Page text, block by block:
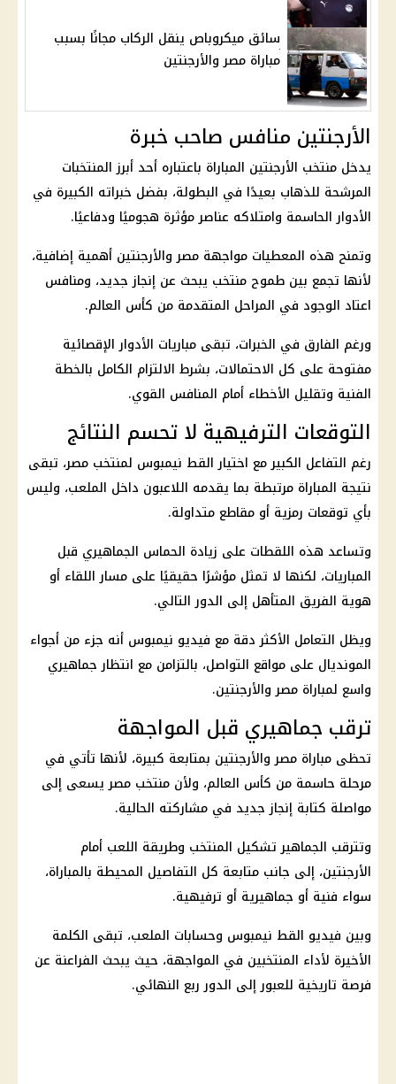
سائق ميكروباص ينقل الركاب مجانًا بسبب
مباراة مصر والأرجنتين
الأرجنتين منافس صاحب خبرة
يدخل منتخب الأرجنتين المباراة باعتباره أحد أبرز المنتخبات
المرشحة للذهاب بعيدًا في البطولة، بفضل خبراته الكبيرة في
الأدوار الحاسمة وامتلاكه عناصر مؤثرة هجوميًا ودفاعيًا.
وتمنح هذه المعطيات مواجهة مصر والأرجنتين أهمية إضافية،
لأنها تجمع بين طموح منتخب يبحث عن إنجاز جديد، ومنافس
اعتاد الوجود في المراحل المتقدمة من كأس العالم.
ورغم الفارق في الخبرات، تبقى مباريات الأدوار الإقصائية
مفتوحة على كل الاحتمالات، بشرط الالتزام الكامل بالخطة
الفنية وتقليل الأخطاء أمام المنافس القوي.
التوقعات الترفيهية لا تحسم النتائج
رغم التفاعل الكبير مع اختيار القط نيمبوس لمنتخب مصر، تبقى
نتيجة المباراة مرتبطة بما يقدمه اللاعبون داخل الملعب، وليس
بأي توقعات رمزية أو مقاطع متداولة.
وتساعد هذه اللقطات على زيادة الحماس الجماهيري قبل
المباريات، لكنها لا تمثل مؤشرًا حقيقيًا على مسار اللقاء أو
هوية الفريق المتأهل إلى الدور التالي.
ويظل التعامل الأكثر دقة مع فيديو نيمبوس أنه جزء من أجواء
المونديال على مواقع التواصل، بالتزامن مع انتظار جماهيري
واسع لمباراة مصر والأرجنتين.
ترقب جماهيري قبل المواجهة
تحظى مباراة مصر والأرجنتين بمتابعة كبيرة، لأنها تأتي في
مرحلة حاسمة من كأس العالم، ولأن منتخب مصريسعى إلى
مواصلة كتابة إنجاز جديد في مشاركته الحالية.
وتترقب الجماهير تشكيل المنتخب وطريقة اللعب أمام
الأرجنتين، إلى جانب متابعة كل التفاصيل المحيطة بالمباراة،
سواء فنية أو جماهيرية أو ترفيهية.
وبين فيديو القط نيمبوس وحسابات الملعب، تبقى الكلمة
الأخيرة لأداء المنتخبين في المواجهة، حيث يبحث الفراعنة عن
فرصة تاريخية للعبور إلى الدور ربع النهائي.